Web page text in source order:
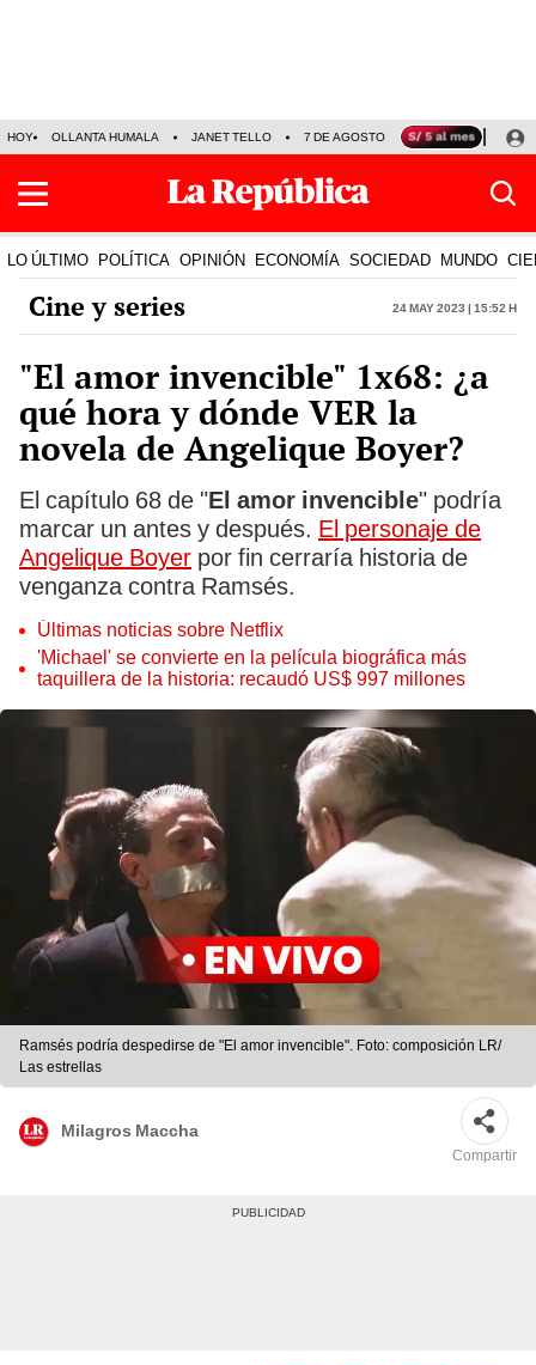
HOY OLLANTA HUMALA JANET TELLO 7 DE AGOSTO TINKA RESULTADOS
LO ÚLTIMO POLÍTICA OPINIÓN ECONOMÍA SOCIEDAD MUNDO
Cine y series 24 May 2023 | 15:52 h
"El amor invencible" 1x68: ¿a
qué hora y dónde VER la
novela de Angelique Boyer?
El capítulo 68 de "El amor invencible" podría
marcar un antes y después. El personaje de
Angelique Boyer por fin cerraría historia de
venganza contra Ramsés.
Últimas noticias sobre Netflix
'Michael' se convierte en la película biográfica más
taquillera de la historia: recaudó US$ 997 millones
Ramsés podría despedirse de "El amor invencible". Foto: composición LR/
Las estrellas
Milagros Maccha
Compartir